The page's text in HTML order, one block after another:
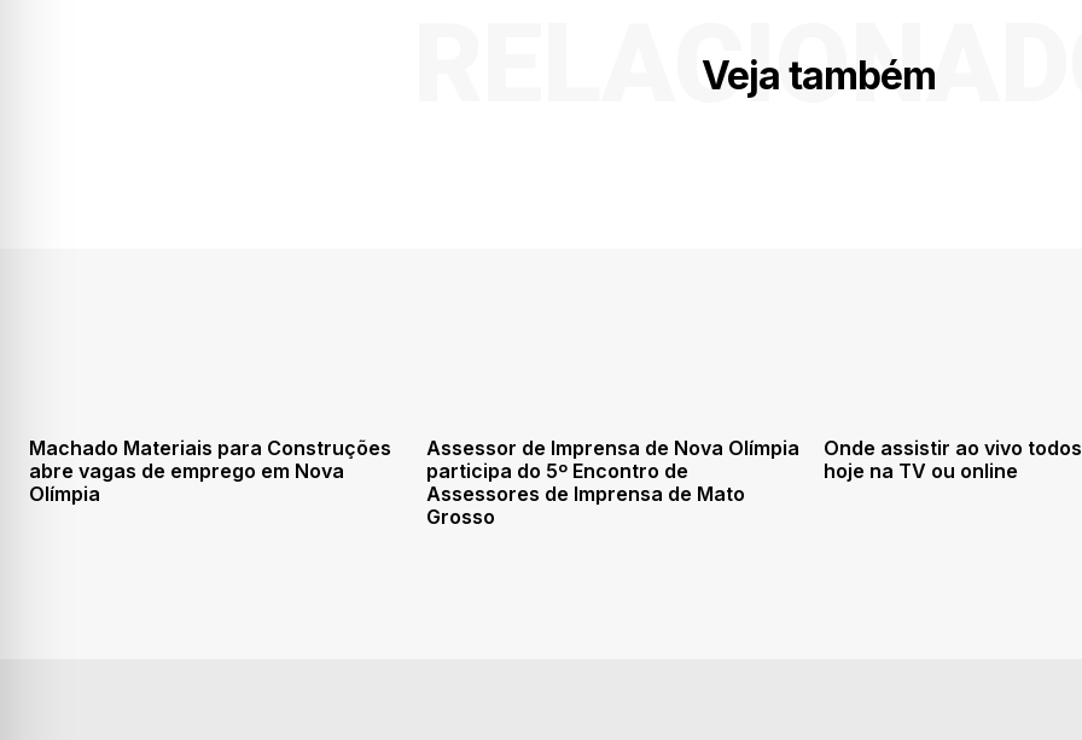
Veja também
Machado Materiais para Construções
abre vagas de emprego em Nova
Olímpia
Assessor de Imprensa de Nova Olímpia
participa do 5º Encontro de
Assessores de Imprensa de Mato
Grosso
Onde assistir ao vivo
hoje na TV ou online